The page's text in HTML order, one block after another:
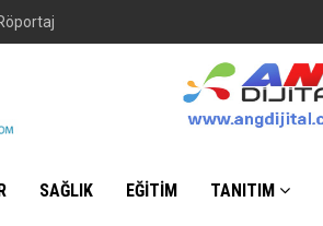
SAĞLIK EĞİTİM TANITIM